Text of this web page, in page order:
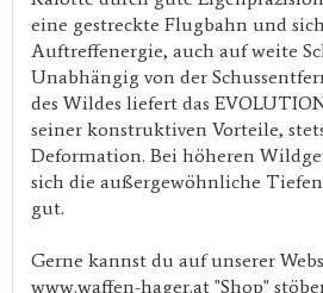
eine gestreckte Flugbahn und
Auftreffenergie, auch auf weite
Unabhängig von der
des Wildes liefert das
seiner konstruktiven Vorteile,
Deformation. Bei höheren
sich die außergewöhnliche
gut.
Gerne kannst du auf unserer
www.waffen-hager.at "Shop"